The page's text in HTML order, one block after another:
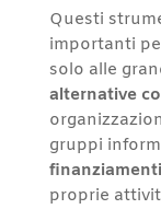
Questi
importanti
solo alle
alternative
gruppi
proprie